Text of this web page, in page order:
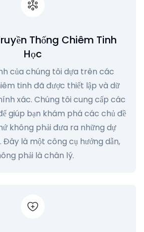
Thống Chiêm Tinh
Học
của chúng tôi dựa trên các
tinh đã được thiết lập và dữ
xác. Chúng tôi cung cấp các
giúp bạn khám phá các chủ đề
không phải đưa ra những dự
Đây là một công cụ hướng dẫn,
phải là chân lý.